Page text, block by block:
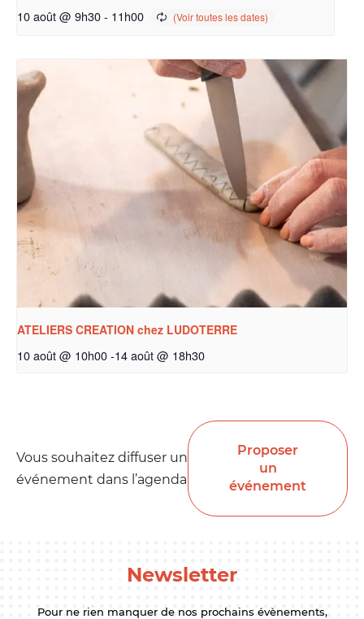
10 août @ 9h30- 11h00
ATELIERS CREATION chez LUDOTERRE
10 août @ 10h00-14 août @ 18h30
Vous souhaitez diffuser un
événement dans l’agenda
Proposer
un
événement
Newsletter
Pour ne rien manquer de nos prochains évènements,